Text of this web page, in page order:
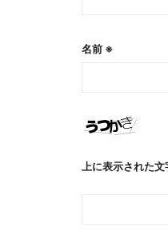
名前 ※
上に表示された